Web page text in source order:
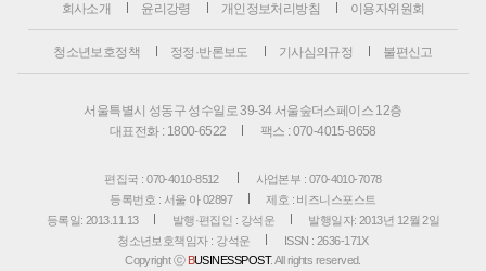
회사소개 윤리강령 개인정보처리방침 이용자위원회
청소년보호정책 정정·반론보도 기사심의규정 불편신고
서울특별시 성동구 성수일로 39-34 서울숲더스페이스 12층
대표전화 : 1800-6522
팩스 : 070-4015-8658
편집국 : 070-4010-8512
사업본부 : 070-4010-7078
등록번호 : 서울 아 02897
제호 : 비즈니스포스트
등록일: 2013.11.13
발행·편집인 : 강석운
발행일자: 2013년 12월 2일
청소년보호책임자 : 강석운
ISSN : 2636-171X
Copyright ⓒ BUSINESSPOST. All rights reserved.